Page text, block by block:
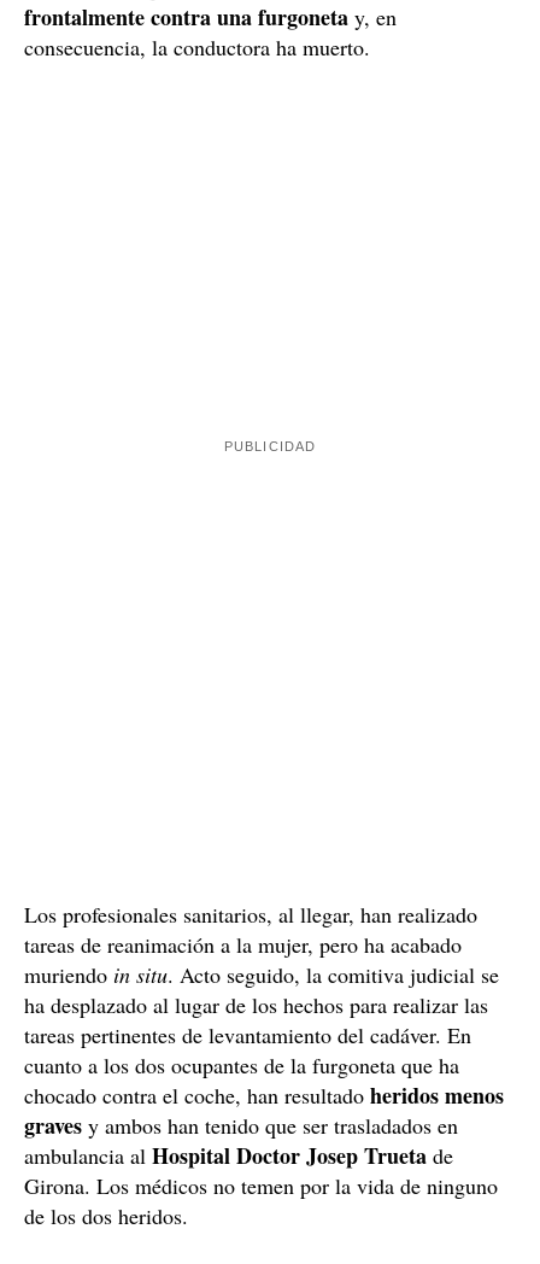
frontalmente contra una furgoneta y, en
consecuencia, la conductora ha muerto.
Los profesionales sanitarios, al llegar, han realizado
tareas de reanimación a la mujer, pero ha acabado
muriendo in situ. Acto seguido, la comitiva judicial se
ha desplazado al lugar de los hechos para realizar las
tareas pertinentes de levantamiento del cadáver. En
cuanto a los dos ocupantes de la furgoneta que ha
chocado contra el coche, han resultado heridos menos
graves y ambos han tenido que ser trasladados en
ambulancia al Hospital Doctor Josep Trueta de
Girona. Los médicos no temen por la vida de ninguno
de los dos heridos.